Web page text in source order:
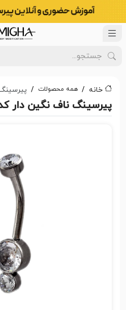
خانه همه محصولات پیرسینگ
پیرسینگ ناف نگین دار